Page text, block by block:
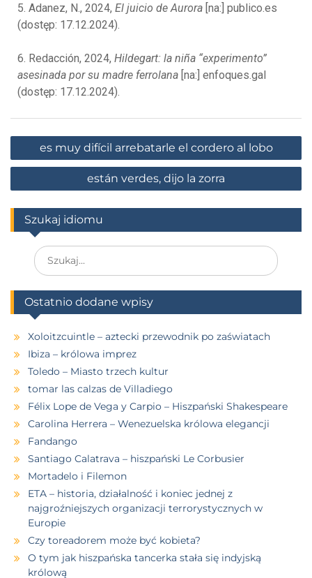
5. Adanez, N., 2024, El juicio de Aurora [na:] publico.es
(dostęp: 17.12.2024).
6. Redacción, 2024, Hildegart: la niña “experimento”
asesinada por su madre ferrolana [na:] enfoques.gal
(dostęp: 17.12.2024).
es muy difícil arrebatarle el cordero al lobo
están verdes, dijo la zorra
Szukaj idiomu
Ostatnio dodane wpisy
Xoloitzcuintle – aztecki przewodnik po zaświatach
Ibiza – królowa imprez
Toledo – Miasto trzech kultur
tomar las calzas de Villadiego
Félix Lope de Vega y Carpio – Hiszpański Shakespeare
Carolina Herrera – Wenezuelska królowa elegancji
Fandango
Santiago Calatrava – hiszpański Le Corbusier
Mortadelo i Filemon
ETA – historia, działalność i koniec jednej z
najgroźniejszych organizacji terrorystycznych w
Europie
Czy toreadorem może być kobieta?
O tym jak hiszpańska tancerka stała się indyjską
królową